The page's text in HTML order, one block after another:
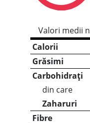
Valori medii
Calorii
Grăsimi
Carbohidrați
din care
Zaharuri
Fibre